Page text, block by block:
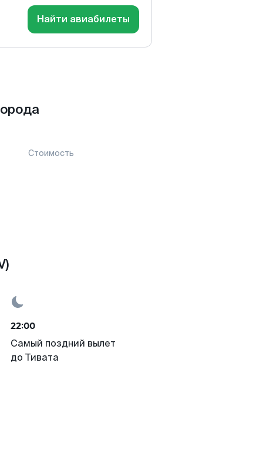
Найти авиабилеты
Стоимость
22:00
Самый поздний вылет
до Тивата